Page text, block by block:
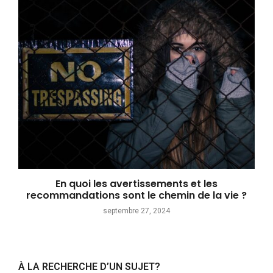
En quoi les avertissements et les
recommandations sont le chemin de la vie ?
septembre 27, 2024
À LA RECHERCHE D’UN SUJET?